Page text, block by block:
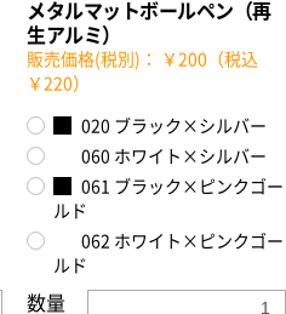
メタルマットボールペン（再
生アルミ）
販売価格(税別)： ￥200（税込
￥220）
020 ブラック×シルバー
060 ホワイト×シルバー
061 ブラック×ピンクゴー
ルド
062 ホワイト×ピンクゴー
ルド
数量